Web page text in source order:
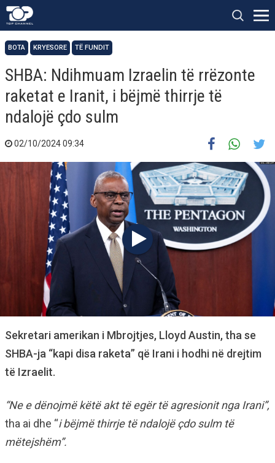
BOTA KRYESORE TË FUNDIT
SHBA: Ndihmuam Izraelin të rrëzonte
raketat e Iranit, i bëjmë thirrje të
ndalojë çdo sulm
02/10/2024 09:34
Sekretari amerikan i Mbrojtjes, Lloyd Austin, tha se
SHBA-ja “kapi disa raketa” që Irani i hodhi në drejtim
të Izraelit.
“Ne e dënojmë këtë akt të egër të agresionit nga Irani”,
tha ai dhe “i bëjmë thirrje të ndalojë çdo sulm të
mëtejshëm”.